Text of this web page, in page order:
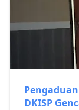
DKISP